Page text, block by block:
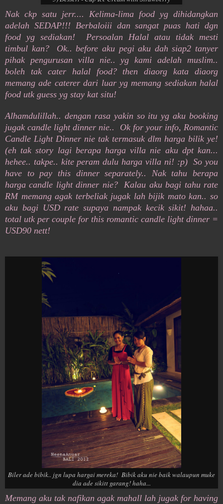
Nak ckp satu jerr.... Kelima-lima food yg dihidangkan
adelah SEDAP!!! Berbaloiii dan sangat puas hati dgn
food yg sediakan! Persoalan Halal atau tidak mesti
timbul kan? Ok.. before aku pegi aku dah siap2 tanyer
pihak pengurusan villa nie.. yg kami adelah muslim..
boleh tak cater halal food? then diaorg kata diaorg
memang ade caterer dari luar yg memang sediakan halal
food utk guess yg stay kat situ!
Alhamdulillah.. dengan rasa yakin so itu yg aku booking
jugak candle light dinner nie.. Ok for your info, Romantic
Candle Light Dinner nie tak termasuk dlm harga bilik ye!
(eh tak story lagi berapa harga villa nie aku dpt kan...
hehee.. takpe.. kite peram dulu harga villa ni! :p) So you
have to pay this dinner separately.. Nak tahu berapa
harga candle light dinner nie? Kalau aku bagi tahu rate
RM memang agak terbeliak jugak lah bijik mato kan.. so
aku bagi USD rate supaya nampak kecik sikit! hahaa..
total utk per couple for this romantic candle light dinner =
USD90 nett!
Biler ade bibik.. jgn lupa hargai mereka! Bibik aku nie baik walaupun muke
dia ade sikitt garang! haha...
Memang aku tak nafikan agak mahall lah jugak for having